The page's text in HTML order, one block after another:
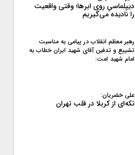
دیپلماسیِ روی ابرها؛ وقتی واقعیت
را نادیده می‌گیریم
رهبر معظم انقلاب در پیامی به‌ مناسبت
تشییع و تدفین آقای شهید ایران خطاب به
امام شهید امت:
علی خضریان:
تکه‌ای از کربلا در قلب تهران